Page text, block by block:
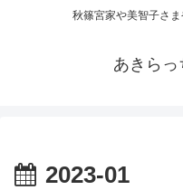
秋篠宮家や美智子さま
あきら
2023-01